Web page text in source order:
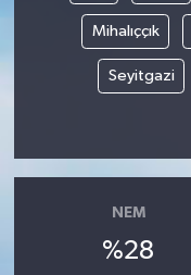
Mihalıççık
Seyitgazi
NEM
%28